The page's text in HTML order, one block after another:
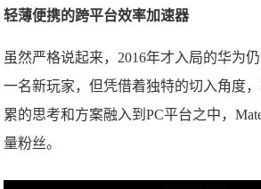
轻薄便携的跨平台效率加速器
虽然严格说起来，2016年才入局的华为
一名新玩家，但凭借着独特的切入角度
累的思考和方案融入到PC平台之中，
量粉丝。